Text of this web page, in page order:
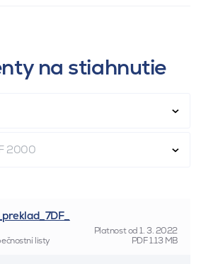
na stiahnutie
2000
Platnost od1. 3. 2022
listy
PDF1.13 MB